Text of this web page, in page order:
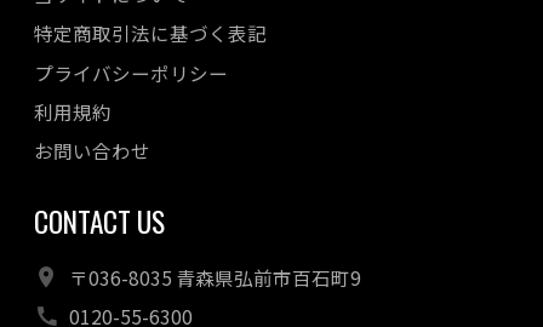
特定商取引法に基づく表記
プライバシーポリシー
利用規約
お問い合わせ
CONTACT US
〒036-8035 青森県弘前市百石町9
0120-55-6300